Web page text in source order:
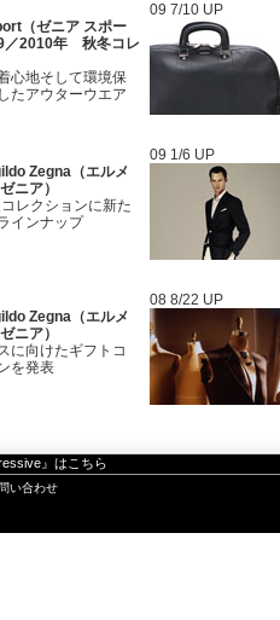
（ゼニア スポー
／2010年 秋冬コレ
心地そして環境保
たアウターウエア
09 7/10 UP
Zegna（エルメ
ニア）
レクションに新た
インナップ
09 1/6 UP
Zegna（エルメ
ニア）
に向けたギフトコ
を発表
08 8/22 UP
』はこちら
問い合わせ